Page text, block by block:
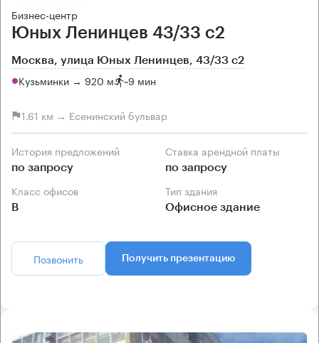
Бизнес-центр
Юных Ленинцев 43/33 с2
Москва, улица Юных Ленинцев, 43/33 с2
Кузьминки → 920 м ~9 мин
1.61 км → Есенинский бульвар
История предложений
по запросу
Ставка арендной платы
по запросу
Класс офисов
B
Тип здания
Офисное здание
Позвонить Получить презентацию